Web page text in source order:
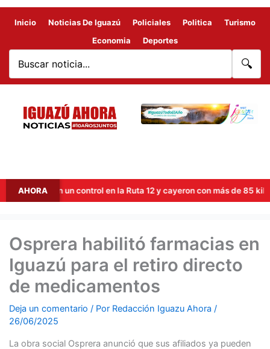
Inicio Noticias De Iguazú Policiales Politica
Turismo
Economia
Deportes
🔍
AHORAun control en la Ruta 12 y cayeron con más de 85 kilos de
Osprera habilitó farmacias en
Iguazú para el retiro directo
de medicamentos
Deja un comentario / Por Redacción Iguazu Ahora /
26/06/2025
La obra social Osprera anunció que sus afiliados ya pueden